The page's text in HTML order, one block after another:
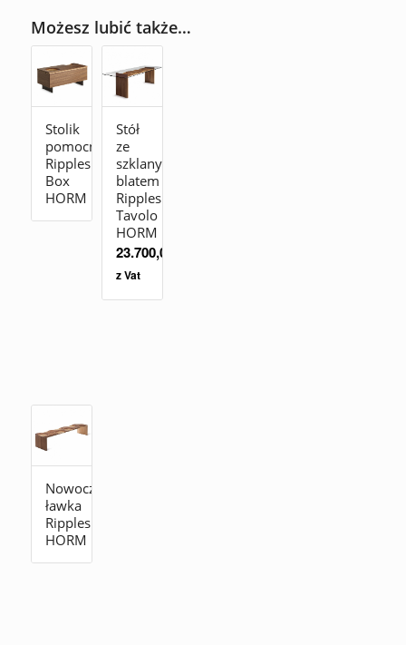
Możesz lubić także…
Stolik
pomocniczy
Ripples
Box
HORM
Stół
ze
szklanym
blatem
Ripples
Tavolo
HORM
23.700,00
z Vat
Nowoczesna
ławka
Ripples
HORM